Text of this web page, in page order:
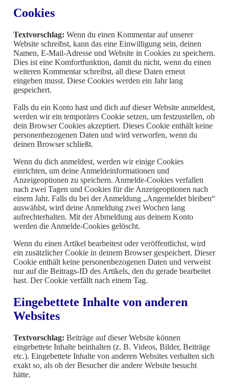
Cookies
Textvorschlag: Wenn du einen Kommentar auf unserer
Website schreibst, kann das eine Einwilligung sein, deinen
Namen, E-Mail-Adresse und Website in Cookies zu speichern.
Dies ist eine Komfortfunktion, damit du nicht, wenn du einen
weiteren Kommentar schreibst, all diese Daten erneut
eingeben musst. Diese Cookies werden ein Jahr lang
gespeichert.
Falls du ein Konto hast und dich auf dieser Website anmeldest,
werden wir ein temporäres Cookie setzen, um festzustellen, ob
dein Browser Cookies akzeptiert. Dieses Cookie enthält keine
personenbezogenen Daten und wird verworfen, wenn du
deinen Browser schließt.
Wenn du dich anmeldest, werden wir einige Cookies
einrichten, um deine Anmeldeinformationen und
Anzeigeoptionen zu speichern. Anmelde-Cookies verfallen
nach zwei Tagen und Cookies für die Anzeigeoptionen nach
einem Jahr. Falls du bei der Anmeldung „Angemeldet bleiben“
auswählst, wird deine Anmeldung zwei Wochen lang
aufrechterhalten. Mit der Abmeldung aus deinem Konto
werden die Anmelde-Cookies gelöscht.
Wenn du einen Artikel bearbeitest oder veröffentlichst, wird
ein zusätzlicher Cookie in deinem Browser gespeichert. Dieser
Cookie enthält keine personenbezogenen Daten und verweist
nur auf die Beitrags-ID des Artikels, den du gerade bearbeitet
hast. Der Cookie verfällt nach einem Tag.
Eingebettete Inhalte von anderen
Websites
Textvorschlag: Beiträge auf dieser Website können
eingebettete Inhalte beinhalten (z. B. Videos, Bilder, Beiträge
etc.). Eingebettete Inhalte von anderen Websites verhalten sich
exakt so, als ob der Besucher die andere Website besucht
hätte.